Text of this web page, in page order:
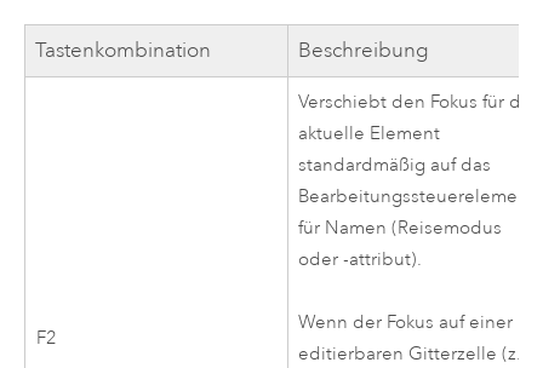
Tastenkombination Beschreibung
F2
Verschiebt den Fokus für das
aktuelle Element
standardmäßig auf das
Bearbeitungssteuerelement
für Namen (Reisemodus
oder -attribut).
Wenn der Fokus auf einer
editierbaren Gitterzelle (z. B.